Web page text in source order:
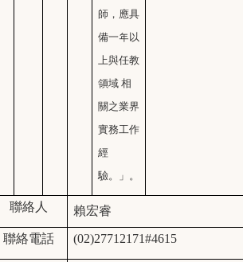
師，應具
備一年以
上與任教
領域 相
關之業界
實務工作
經
驗。」。
聯絡人 賴宏睿
聯絡電話 (02)27712171#4615